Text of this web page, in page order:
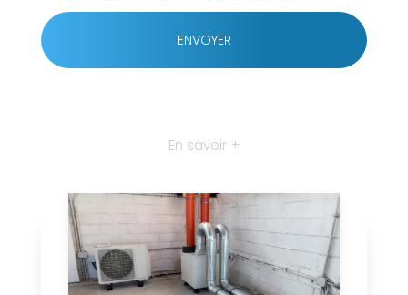
En savoir +